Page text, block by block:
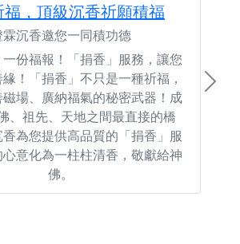
，頂級沉香祈願積福
霖沉香邀您一同積功德
份福報！「捐香」服務，讓您
！「捐香」不只是一種祈福，
場、廣納福氣的秘密武器！成
、祖先、天地之間最直接的橋
為您提供高品質的「捐香」服
意化為一柱柱清香，敬獻給神
佛。
Next